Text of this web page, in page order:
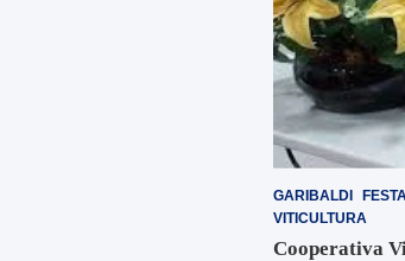
GARIBALDI
VITICULTURA
Cooperativa